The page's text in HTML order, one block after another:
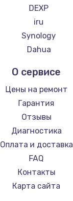
DEXP
iru
Synology
Dahua
О сервисе
Цены на ремонт
Гарантия
Отзывы
Диагностика
Оплата и доставка
FAQ
Контакты
Карта сайта